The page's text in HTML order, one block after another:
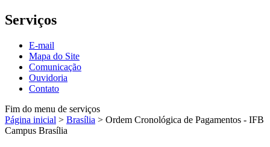
Serviços
E-mail
Mapa do Site
Comunicação
Ouvidoria
Contato
Fim do menu de serviços
Página inicial > Brasília > Ordem Cronológica de Pagamentos - IFB
Campus Brasília